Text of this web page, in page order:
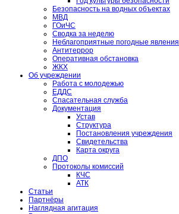
Безопасность на водных объектах
МВД
ГОиЧС
Сводка за неделю
Неблагоприятные погодные явления
Антитеррор
Оперативная обстановка
ЖКХ
Об учреждении
Работа с молодежью
ЕДДС
Спасательная служба
Документация
Устав
Структура
Постановления учреждения
Свидетельства
Карта округа
ДПО
Протоколы комиссий
КЧС
АТК
Статьи
Партнёры
Наглядная агитация